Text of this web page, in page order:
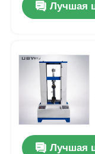
Лучшая
Лучшая